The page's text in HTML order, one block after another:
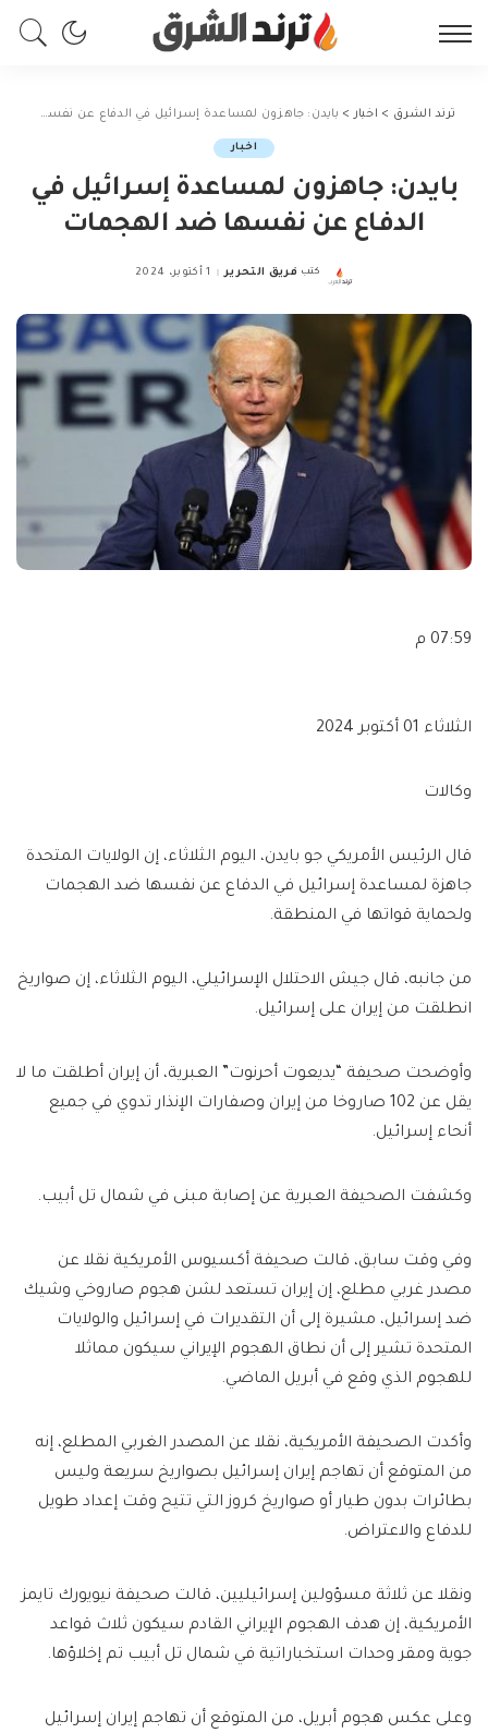
ترند الشرق > اخبار > بايدن: جاهزون لمساعدة إسرائيل في الدفاع عن نفسها ضد الهجمات
اخبار
بايدن: جاهزون لمساعدة إسرائيل في
الدفاع عن نفسها ضد الهجمات
Posted
كتب فريق التحرير 1 أكتوبر، 2024
07:59 م
الثلاثاء 01 أكتوبر 2024
وكالات
قال الرئيس الأمريكي جو بايدن، اليوم الثلاثاء، إن الولايات المتحدة
جاهزة لمساعدة إسرائيل في الدفاع عن نفسها ضد الهجمات
ولحماية قواتها في المنطقة.
من جانبه، قال جيش الاحتلال الإسرائيلي، اليوم الثلاثاء، إن صواريخ
انطلقت من إيران على إسرائيل.
وأوضحت صحيفة “يديعوت أحرنوت” العبرية، أن إيران أطلقت ما لا
يقل عن 102 صاروخا من إيران وصفارات الإنذار تدوي في جميع
أنحاء إسرائيل.
وكشفت الصحيفة العبرية عن إصابة مبنى في شمال تل أبيب.
وفي وقت سابق، قالت صحيفة أكسيوس الأمريكية نقلا عن
مصدر غربي مطلع، إن إيران تستعد لشن هجوم صاروخي وشيك
ضد إسرائيل، مشيرة إلى أن التقديرات في إسرائيل والولايات
المتحدة تشير إلى أن نطاق الهجوم الإيراني سيكون مماثلا
للهجوم الذي وقع في أبريل الماضي.
وأكدت الصحيفة الأمريكية، نقلا عن المصدر الغربي المطلع، إنه
من المتوقع أن تهاجم إيران إسرائيل بصواريخ سريعة وليس
بطائرات بدون طيار أو صواريخ كروز التي تتيح وقت إعداد طويل
للدفاع والاعتراض.
ونقلا عن ثلاثة مسؤولين إسرائيليين، قالت صحيفة نيويورك تايمز
الأمريكية، إن هدف الهجوم الإيراني القادم سيكون ثلاث قواعد
جوية ومقر وحدات استخباراتية في شمال تل أبيب تم إخلاؤها.
وعلى عكس هجوم أبريل، من المتوقع أن تهاجم إيران إسرائيل